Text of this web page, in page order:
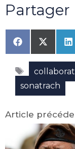
Partager
Share
on
Facebook
Share
on
X
Étiquettes
sonatrach
Article